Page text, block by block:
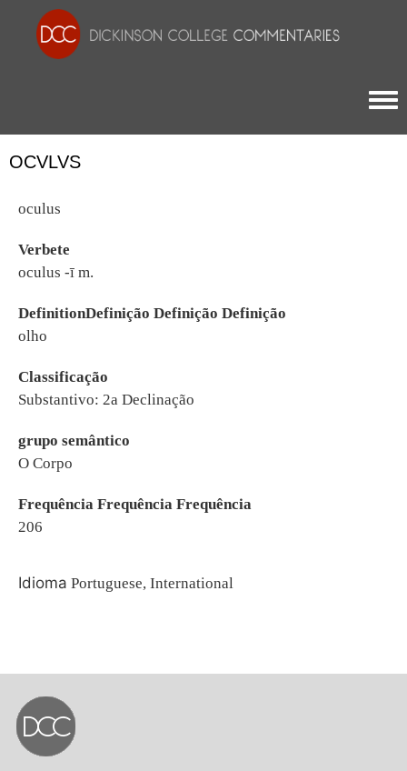
OCVLVS
oculus
Verbete
oculus -ī m.
DefinitionDefinição Definição Definição
olho
Classificação
Substantivo: 2a Declinação
grupo semântico
O Corpo
Frequência Frequência Frequência
206
Idioma Portuguese, International